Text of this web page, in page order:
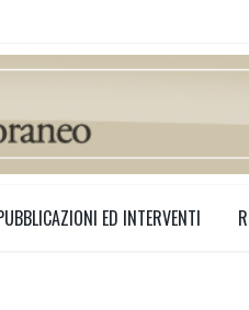
ED INTERVENTI